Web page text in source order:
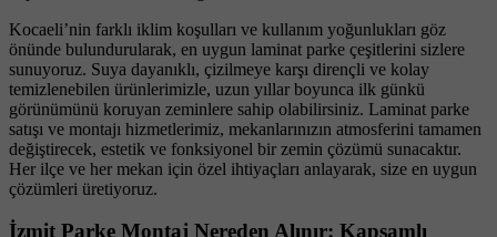
Kocaeli’nin farklı iklim koşulları ve kullanım yoğunlukları göz
önünde bulundurularak, en uygun laminat parke çeşitlerini sizlere
sunuyoruz. Suya dayanıklı, çizilmeye karşı dirençli ve kolay
temizlenebilen ürünlerimizle, uzun yıllar boyunca ilk günkü
görünümünü koruyan zeminlere sahip olabilirsiniz. Laminat parke
satışı ve montajı hizmetlerimiz, mekanlarınızın atmosferini tamamen
değiştirecek, estetik ve fonksiyonel bir zemin çözümü sunacaktır.
Her ilçe ve her mekan için özel ihtiyaçları anlayarak, size en uygun
çözümleri üretiyoruz.
İzmit Parke Montaj Nereden Alınır: Kapsamlı